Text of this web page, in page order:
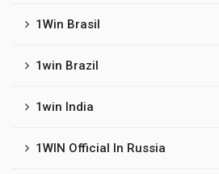
1Win Brasil
1win Brazil
1win India
1WIN Official In Russia